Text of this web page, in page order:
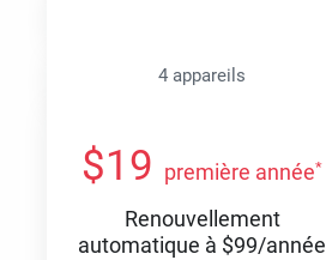
4 appareils
$19 première année*
Renouvellement
automatique à $99/année